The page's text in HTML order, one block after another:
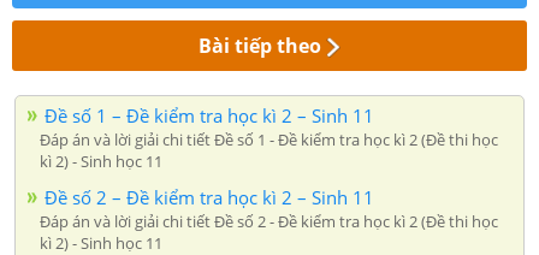
Bài tiếp theo
Đề số 1 – Đề kiểm tra học kì 2 – Sinh 11
Đáp án và lời giải chi tiết Đề số 1 - Đề kiểm tra học kì 2 (Đề thi học
kì 2) - Sinh học 11
Đề số 2 – Đề kiểm tra học kì 2 – Sinh 11
Đáp án và lời giải chi tiết Đề số 2 - Đề kiểm tra học kì 2 (Đề thi học
kì 2) - Sinh học 11